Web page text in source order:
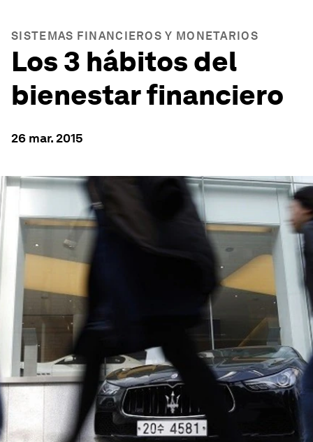
SISTEMAS FINANCIEROS Y MONETARIOS
Los 3 hábitos del
bienestar financiero
26 mar. 2015